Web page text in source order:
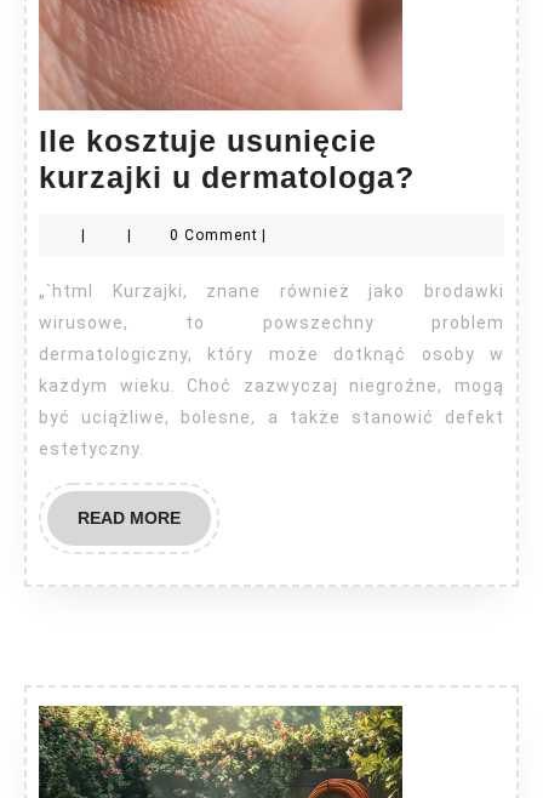
Ile kosztuje usunięcie
kurzajki u dermatologa?
kosztuje
kurzajki
0 Comment
„`html Kurzajki, znane również jako brodawki
wirusowe, to powszechny problem
dermatologiczny, który może dotknąć osoby w
każdym wieku. Choć zazwyczaj niegroźne, mogą
być uciążliwe, bolesne, a także stanowić defekt
estetyczny.
READ MOREREAD
MORE